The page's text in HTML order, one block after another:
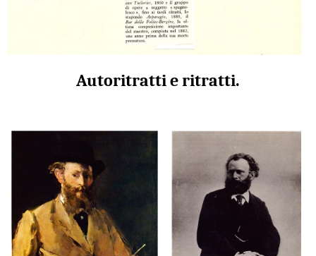
Autoritratti e ritratti.